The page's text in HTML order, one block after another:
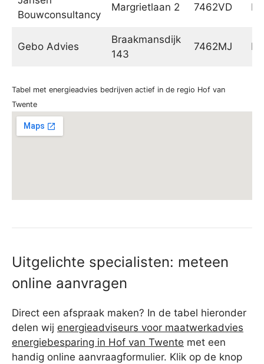
Bouwconsultancy
Margrietlaan 2 7462VD
Gebo Advies
Braakmansdijk
143
7462MJ
Tabel met energieadvies bedrijven actief in de regio Hof van
Twente
Uitgelichte specialisten: meteen
online aanvragen
Direct een afspraak maken? In de tabel hieronder
delen wij energieadviseurs voor maatwerkadvies
energiebesparing in Hof van Twente met een
handig online aanvraagformulier. Klik op de knop